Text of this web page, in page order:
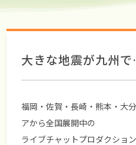
大きな地震が九州
福岡・佐賀・長崎・熊本・大
アから全国展開中の
ライブチャットプロダクショ